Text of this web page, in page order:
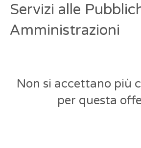
Servizi alle
Amministrazioni
Non si accettano più
per questa